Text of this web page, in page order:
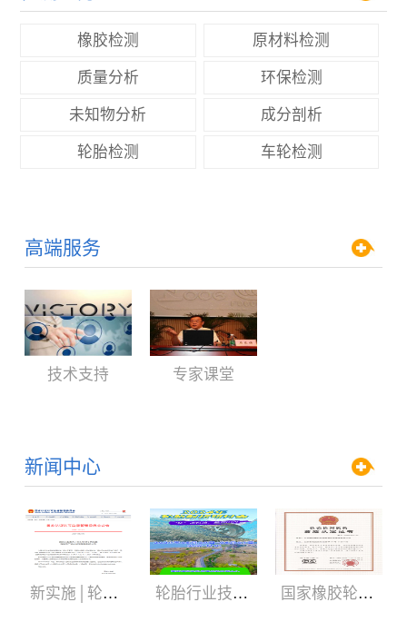
橡胶检测 原材料检测
质量分析 环保检测
未知物分析 成分剖析
轮胎检测 车轮检测
高端服务
技术支持 专家课堂
新闻中心
新实施│轮胎3C认证规则 轮胎行业技术盛会:2024年轮胎剖析研讨会（05.29-06.01） 国家橡胶轮胎质检中心获CNAS、CMA新证书